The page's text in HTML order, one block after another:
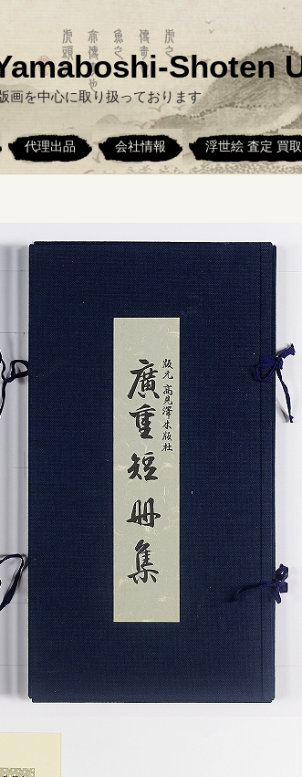
Shoten
を中心に取り扱っております
代理出品 会社情報 浮世絵 査定 買取